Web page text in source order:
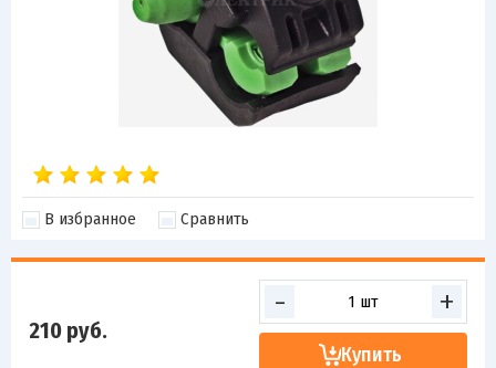
В избранное Сравнить
210 руб.
- +
Купить